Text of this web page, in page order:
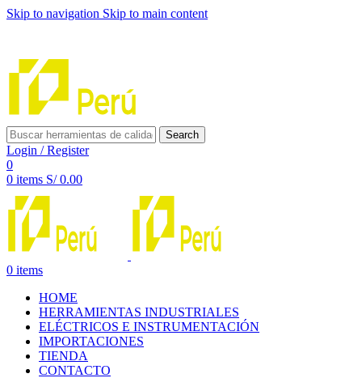
Skip to navigation Skip to main content
Search
Login / Register
0
0 items S/0.00
0 items
HOME
HERRAMIENTAS INDUSTRIALES
ELÉCTRICOS E INSTRUMENTACIÓN
IMPORTACIONES
TIENDA
CONTACTO